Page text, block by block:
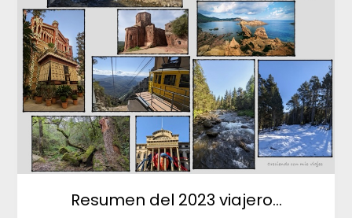
Resumen del 2023 viajero…